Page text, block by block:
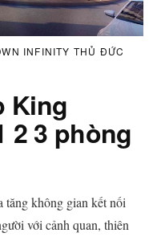
INFINITY THỦ ĐỨC
King
2 3 phòng
không gian kết nối
với cảnh quan, thiên